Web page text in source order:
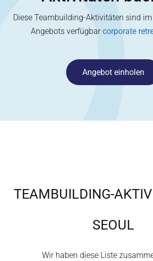
Diese Teambuilding-Aktivitäten sind
Angebots verfügbarcorporate
Angebot einholen
TEAMBUILDING-
SEOUL
Wir haben diese Liste